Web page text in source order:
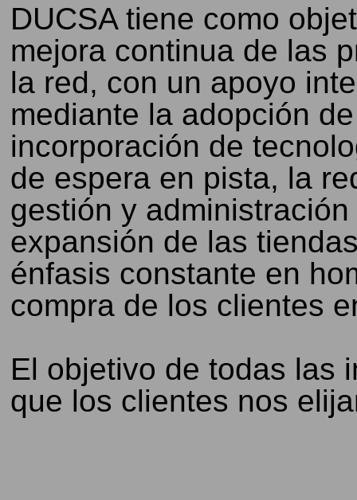
DUCSA tiene como
mejora continua de las
la red, con un apoyo
mediante la adopción
incorporación de
de espera en pista, la
gestión y
expansión de las
énfasis constante en
compra de los clientes
El objetivo de todas las
que los clientes nos